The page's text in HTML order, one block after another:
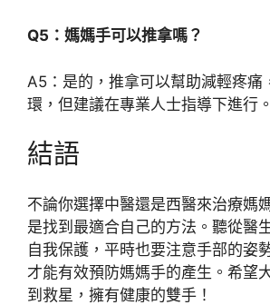
Q5：媽媽手可以推拿嗎？
A5：是的，推拿可以幫助減輕疼痛
環，但建議在專業人士指導下進行。
結語
不論你選擇中醫還是西醫來治療媽
是找到最適合自己的方法。聽從醫
自我保護，平時也要注意手部的姿
才能有效預防媽媽手的產生。希望
到救星，擁有健康的雙手！